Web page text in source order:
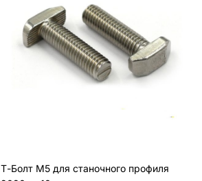
Т-Болт М5 для станочного профиля